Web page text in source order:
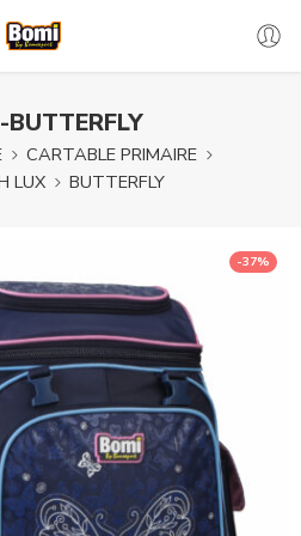
CARTABLE PRIMAIRE
LUX
BUTTERFLY
-37%